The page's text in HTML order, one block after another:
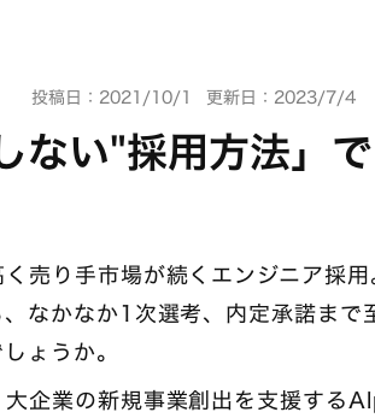
投稿日：2021/10/1 更新日：2023/7/4
ない"採用方法」
売り手市場が続くエンジニア採
なかなか1次選考、内定承諾まで
ょうか。
大企業の新規事業創出を支援する